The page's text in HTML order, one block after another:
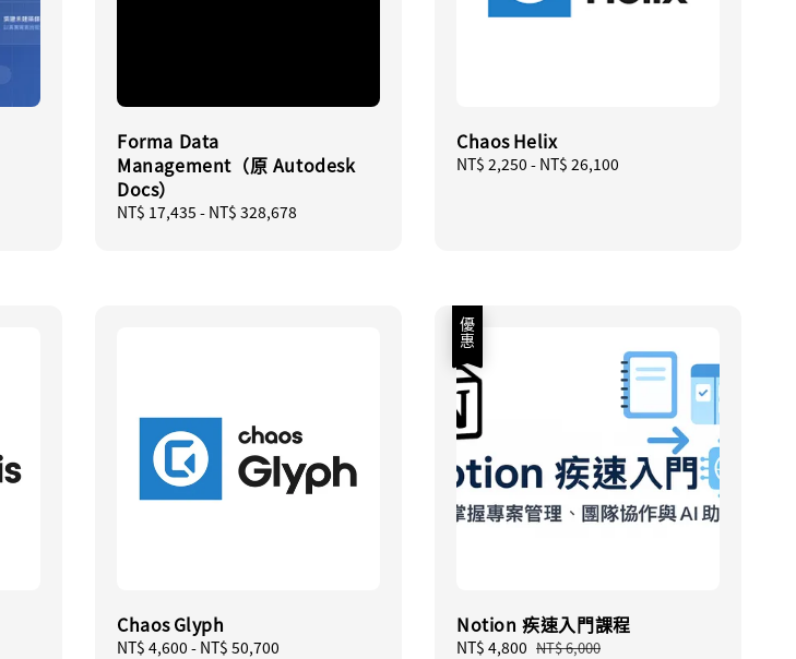
Forma Data
Management（原 Autodesk
Docs）
Regular
NT$ 17,435 - NT$ 328,678
Chaos Helix
Regular
NT$ 2,250 - NT$ 26,100
Chaos Glyph
Regular
NT$ 4,600 - NT$ 50,700
優惠
Notion 疾速入門課程
Sale
NT$ 4,800 Regular
NT$ 6,000